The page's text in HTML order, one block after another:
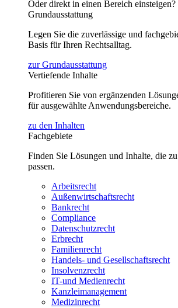
Oder direkt in einen Bereich einsteigen?
Grundausstattung
Legen Sie die zuverlässige und
Basis für Ihren Rechtsalltag.
zur Grundausstattung
Vertiefende Inhalte
Profitieren Sie von ergänzenden
für ausgewählte Anwendungsbereiche.
zu den Inhalten
Fachgebiete
Finden Sie Lösungen und Inhalte, die
passen.
Arbeitsrecht
Außenwirtschaftsrecht
Bankrecht
Compliance
Datenschutzrecht
Erbrecht
Familienrecht
Handels- und Gesellschaftsrecht
Insolvenzrecht
IT-und Medienrecht
Kanzleimanagement
Medizinrecht